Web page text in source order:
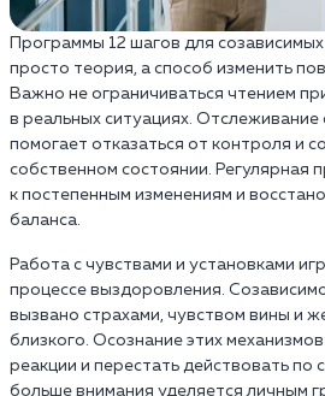
Программы 12 шагов для
просто теория, а способ изменить
Важно не ограничиваться чтением
в реальных ситуациях. Отслеживание
помогает отказаться от контроля и
собственном состоянии. Регулярная
к постепенным изменениям и
баланса.
Работа с чувствами и установками
процессе выздоровления.
вызвано страхами, чувством вины и
близкого. Осознание этих
реакции и перестать действовать
больше внимания уделяется личным